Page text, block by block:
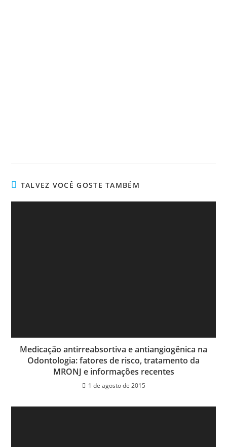
TALVEZ VOCÊ GOSTE TAMBÉM
Medicação antirreabsortiva e antiangiogênica na
Odontologia: fatores de risco, tratamento da
MRONJ e informações recentes
1 de agosto de 2015